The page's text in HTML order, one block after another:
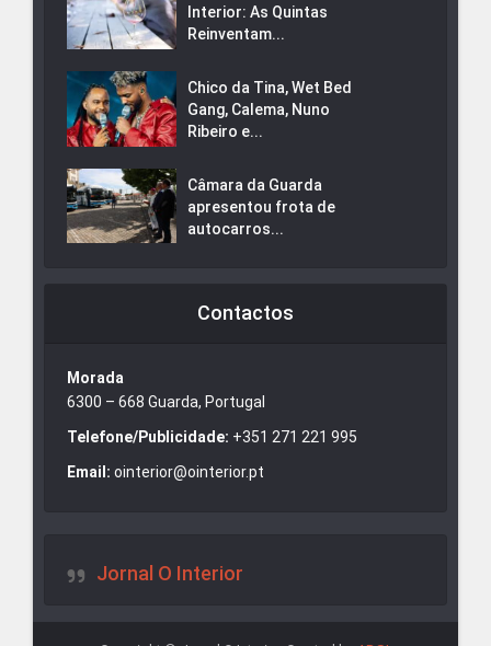
Interior: As Quintas
Reinventam...
Chico da Tina, Wet Bed
Gang, Calema, Nuno
Ribeiro e...
Câmara da Guarda
apresentou frota de
autocarros...
Contactos
Morada
6300 – 668 Guarda, Portugal
Telefone/Publicidade: +351 271 221 995
Email: ointerior@ointerior.pt
Jornal O Interior